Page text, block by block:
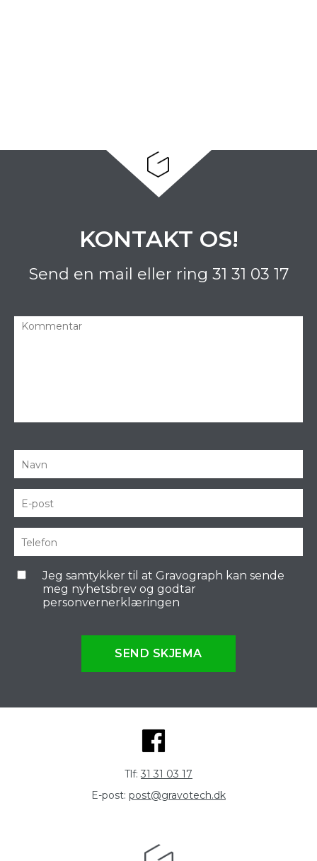
KONTAKT OS!
Send en mail eller ring 31 31 03 17
Jeg samtykker til at Gravograph kan sende
meg nyhetsbrev og godtar
personvernerklæringen
SEND SKJEMA
Tlf: 31 31 03 17
E-post: post@gravotech.dk